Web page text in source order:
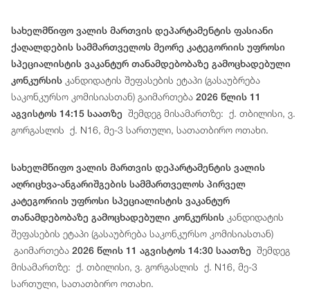
სახელმწიფო ვალის მართვის დეპარტამენტის ფასიანი
ქაღალდების სამმართველოს მეორე კატეგორიის უფროსი
სპეციალისტის ვაკანტურ თანამდებობაზე გამოცხადებული
კონკურსის კანდიდატის შეფასების ეტაპი (გასაუბრება
საკონკურსო კომისიასთან) გაიმართება 2026 წლის 11
აგვისტოს 14:15 საათზე შემდეგ მისამართზე: ქ. თბილისი, ვ.
გორგასლის ქ. N16, მე-3 სართული, სათათბირო ოთახი.
სახელმწიფო ვალის მართვის დეპარტამენტის ვალის
აღრიცხვა-ანგარიშგების სამმართველოს პირველ
კატეგორიის უფროსი სპეციალისტის ვაკანტურ
თანამდებობაზე გამოცხადებული კონკურსის კანდიდატის
შეფასების ეტაპი (გასაუბრება საკონკურსო კომისიასთან)
გაიმართება 2026 წლის 11 აგვისტოს 14:30 საათზე შემდეგ
მისამართზე: ქ. თბილისი, ვ. გორგასლის ქ. N16, მე-3
სართული, სათათბირო ოთახი.